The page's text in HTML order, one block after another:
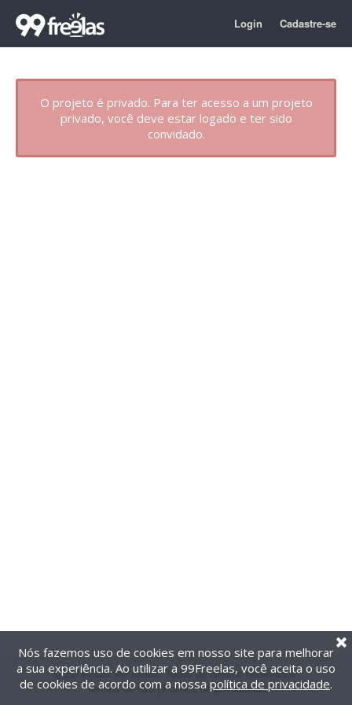
Login Cadastre-se
O projeto é privado. Para ter acesso a um projeto
privado, você deve estar logado e ter sido
convidado.
@2014-2026 99Freelas. Todos os direitos reservados.
Termos de uso| Política de privacidade
Nós fazemos uso de cookies em nosso site para melhorar
a sua experiência. Ao utilizar a 99Freelas, você aceita o uso
de cookies de acordo com a nossa política de privacidade.